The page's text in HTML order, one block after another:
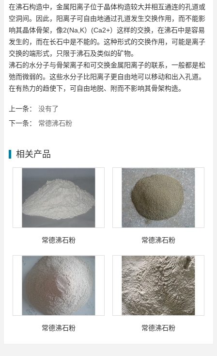
在沸石构造中，金属阳离子位于晶体构造较大并相互通连的孔道或
空洞间。因此，阳离子可自由地通过孔道发生交换作用，而不能影
响其晶体骨架，像2(Na,K）(Ca2+）这样的交换，在沸石中是容易
发生的，而在长石中是不能的。这种形式的交换作用，可能是离子
交换的端形式，只限于沸石及类似的矿物。
沸石的水分子与骨架离子和可交换金属阳离子的联系，一般都是松
弛而微弱的。这些水分子比阳离子更自由地可以移动和出入孔道。
在有热力的趋使下，可自由地脱、附而不影响其骨架构造。
上一条：
没有了
下一条：
常德沸石粉
相关产品
常德沸石粉 常德沸石粉
常德沸石粉 常德沸石粉